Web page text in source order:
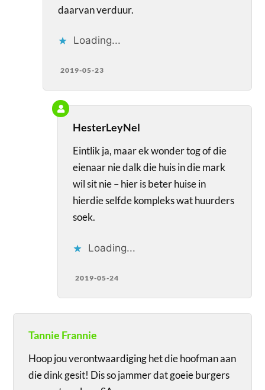
daarvan verduur.
Loading...
2019-05-23
HesterLeyNel
Eintlik ja, maar ek wonder tog of die
eienaar nie dalk die huis in die mark
wil sit nie – hier is beter huise in
hierdie selfde kompleks wat huurders
soek.
Loading...
2019-05-24
Tannie Frannie
Hoop jou verontwaardiging het die hoofman aan
die dink gesit! Dis so jammer dat goeie burgers